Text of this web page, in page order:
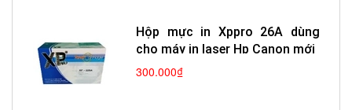
Hộp mực in Xppro 26A dùng
cho máy in laser Hp Canon mới
300.000₫